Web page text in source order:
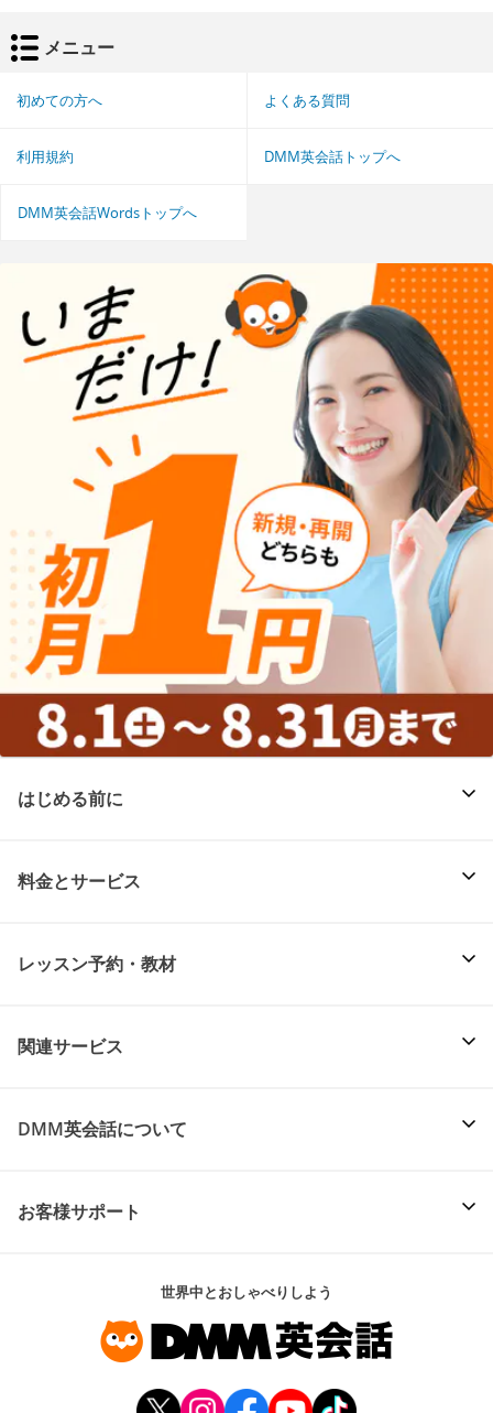
メニュー
初めての方へ よくある質問
利用規約 DMM英会話トップへ
DMM英会話Wordsトップへ
はじめる前に
料金とサービス
レッスン予約・教材
関連サービス
DMM英会話について
お客様サポート
世界中とおしゃべりしよう